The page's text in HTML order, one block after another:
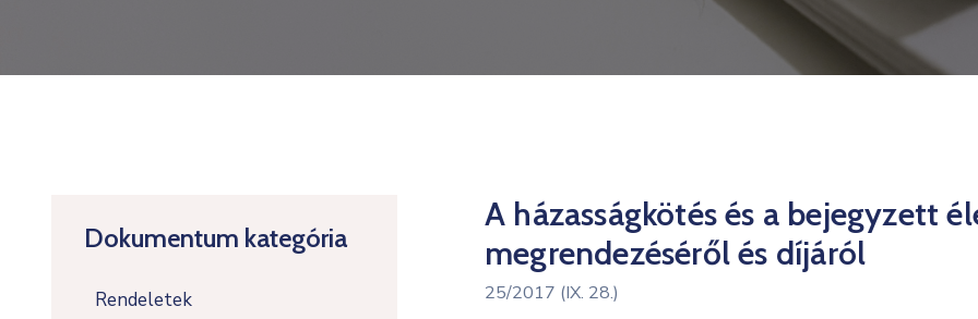
Dokumentum kategória
Rendeletek
A házasságkötés és a bejegyzett
megrendezéséről és díjáról
25/2017 (IX. 28.)